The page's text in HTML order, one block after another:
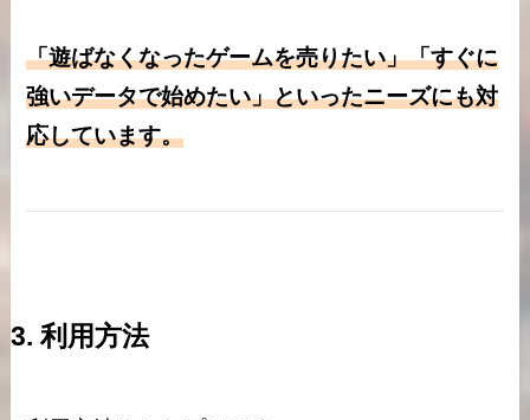
「遊ばなくなったゲームを売りたい」「すぐに
強いデータで始めたい」といったニーズにも対
応しています。
3. 利用方法